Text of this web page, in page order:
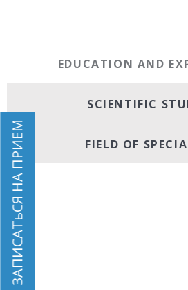
EDUCATION AND
SCIENTIFIC
FIELD OF
ЗАПИСАТьСЯ НА ПРИЕМ